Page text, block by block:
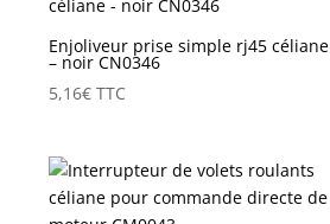
Enjoliveur prise simple rj45 céliane
– noir CN0346
5,16€ TTC